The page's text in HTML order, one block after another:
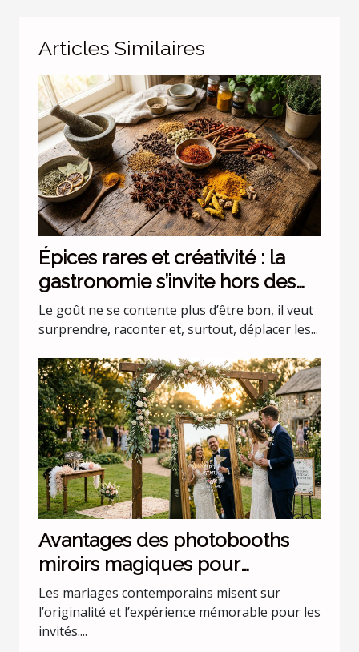
Articles Similaires
Épices rares et créativité : la
gastronomie s’invite hors des
codes
Le goût ne se contente plus d’être bon, il veut
surprendre, raconter et, surtout, déplacer les...
Avantages des photobooths
miroirs magiques pour
mariages uniques
Les mariages contemporains misent sur
l’originalité et l’expérience mémorable pour les
invités....